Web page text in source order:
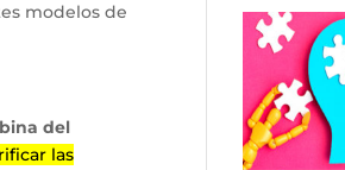
modelos de
del
las